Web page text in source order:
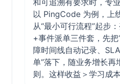
和可追溯有要求时，专
以 PingCode 为例，上
从“最小可行流程”起步
+事件派单三件套，先
障时间线自动记录、
单”落下，随业务增长再
则。这样收益＞学习成本